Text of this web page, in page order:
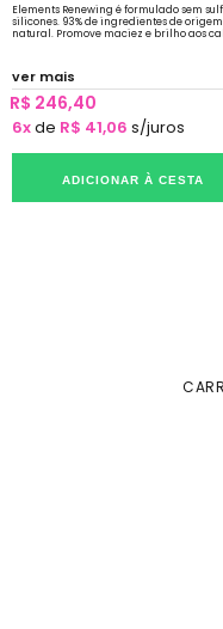
Elements Renewing é formulado sem
silicones. 93% de ingredientes de origem
natural. Promove maciez e brilho aos
ver mais
R$ 246,40
6xde R$ 41,06 s/juros
ADICIONAR À CESTA